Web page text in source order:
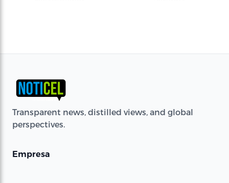
Transparent news, distilled views, and global
perspectives.
Empresa